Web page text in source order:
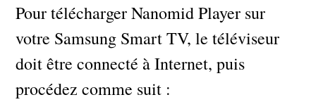
Pour télécharger Nanomid Player sur
votre Samsung Smart TV, le téléviseur
doit être connecté à Internet, puis
procédez comme suit :